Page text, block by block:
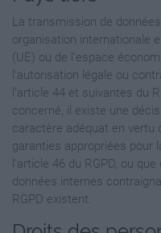
La transmission de
organisation internationale
(UE) ou de l’espace
l'autorisation légale ou
l'article 44 et suivantes du
concerné, il existe une
caractère adéquat en vertu
garanties appropriées pour
l'article 46 du RGPD, ou
données internes
RGPD existent.